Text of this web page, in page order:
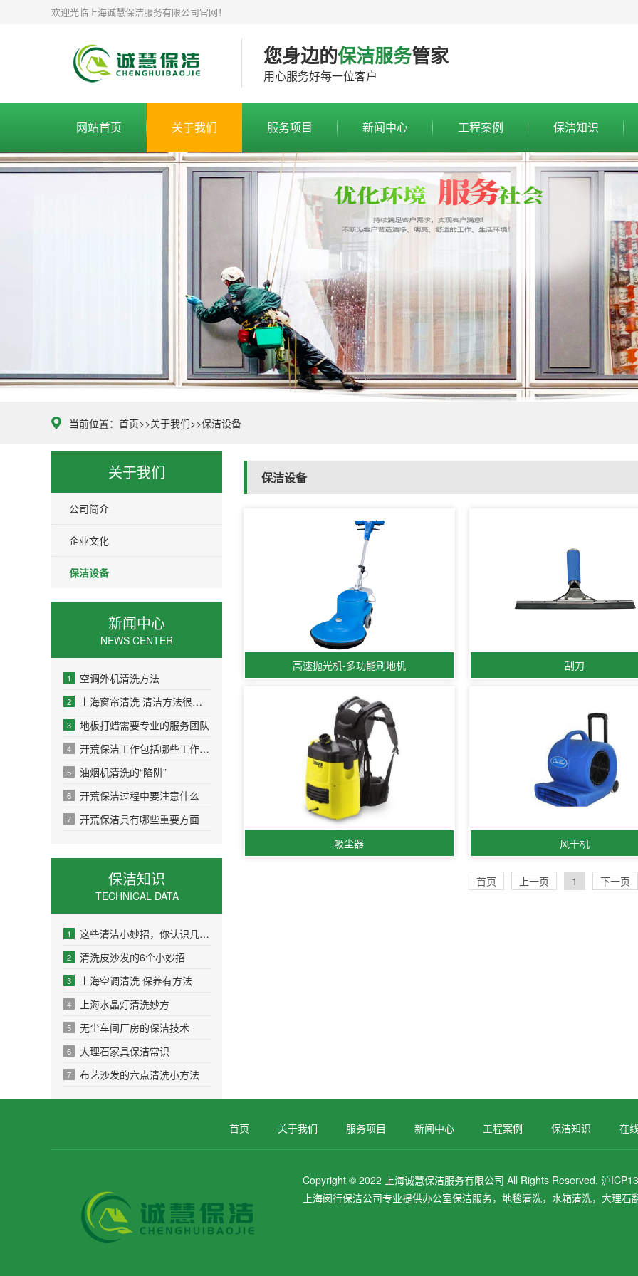
欢迎光临上海诚慧保洁服务有限公司官网！
您身边的保洁服务管家
用心服务好每一位客户
网站首页 关于我们 服务项目 新闻中心 工程案例 保洁知识
当前位置： 首页>>关于我们>>保洁设备
关于我们
公司简介
企业文化
保洁设备
新闻中心
NEWS CENTER
1 空调外机清洗方法
2 上海窗帘清洗 清洁方法很重要
3 地板打蜡需要专业的服务团队
4 开荒保洁工作包括哪些工作内容
5 油烟机清洗的“陷阱”
6 开荒保洁过程中要注意什么
7 开荒保洁具有哪些重要方面
保洁知识
TECHNICAL DATA
1 这些清洁小妙招，你认识几个？
2 清洗皮沙发的6个小妙招
3 上海空调清洗 保养有方法
4 上海水晶灯清洗妙方
5 无尘车间厂房的保洁技术
6 大理石家具保洁常识
7 布艺沙发的六点清洗小方法
保洁设备
高速抛光机-多功能刷地机 刮刀
吸尘器 风干机
首页 上一页 1 下一页
首页 关于我们 服务项目 新闻中心 工程案例 保洁知识 在
Copyright © 2022 上海诚慧保洁服务有限公司 All Rights Reserved. 沪
上海闵行保洁公司专业提供办公室保洁服务，地毯清洗，水箱清洗，大理